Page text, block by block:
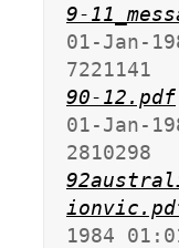
9-
01-Jan-
90-12.pdf
01-Jan-
1984